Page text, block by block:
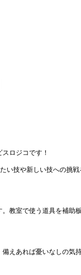
ロジコです！
い技や新しい技への挑
教室で使う道具を補
えあれば憂いなしの気